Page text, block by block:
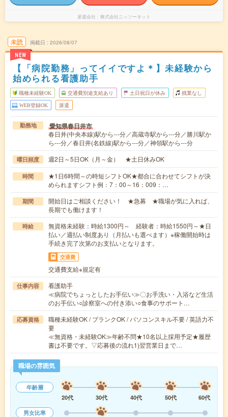
派遣会社 株式会社ニッソーネット
未読
NEW
掲載日 2026/08/07
【「病院勤務」ってイイですよ＊】未経験から
始められる看護助手
職種未経験OK 交通費別途支給あり 土日祝日が休み 残業なし
WEB登録OK 派遣
勤務地 愛知県春日井市
春日井(中央本線)駅から---分／高蔵寺駅から---分／勝川駅か
ら---分／春日井(名鉄線)駅から---分／神領駅から---分
曜日頻度 週2日～5日OK（月～金） ★土日休みOK
時間
★1日6時間～の時短シフトOK★都合に合わせてシフトが決
められますシフト例：7：00～16：009：…
期間
開始日はご相談ください！ ★急募 ★職場が気に入れば、
長期でも働けます！
時給
無資格未経験：時給1300円～ 経験者：時給1550円～★日
払い／週払い制度あり（月払いも選べます）※稼働開始時は
手続き完了次第のお支払いとなります。
交通費
交通費支給※規定有
仕事内容
看護助手
≪病院でちょっとしたお手伝い≫〇お手洗い・入浴など生活
のお手伝い○診察室への付き添い○食事のサポート…
応募資格
職種未経験OK / ブランクOK / パソコンスキル不要 / 英語力不
要
≪無資格・未経験OK≫年齢不問★10名以上採用予定★履歴
書は不要です。▽応募後の流れ1)翌営業日まで…
職場の雰囲気
年齢層
20代
30代 40代 50代
60代
男女比率